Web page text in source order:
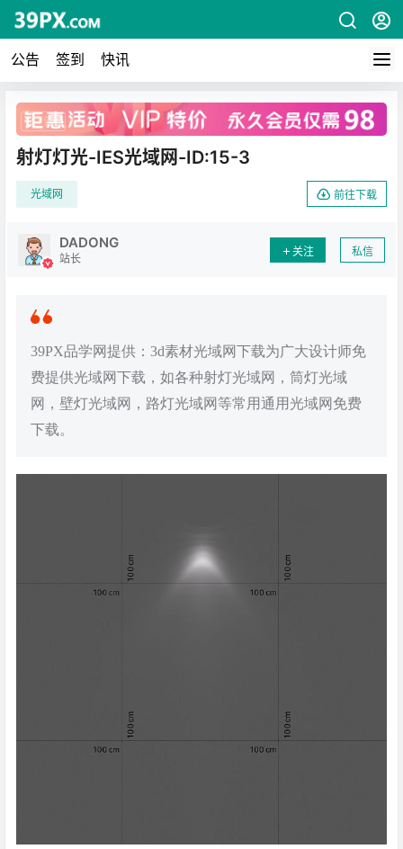
公告 签到 快讯
广告
射灯灯光-IES光域网-ID:15-3
光域网 前往下载
DADONG
站长
关注 私信
39PX品学网提供：3d素材光域网下载为广大设计师免
费提供光域网下载，如各种射灯光域网，筒灯光域
网，壁灯光域网，路灯光域网等常用通用光域网免费
下载。